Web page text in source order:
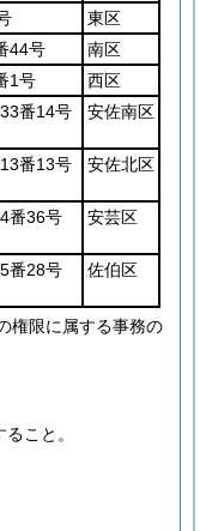
東区
44号
南区
1号
西区
番14号 安佐南区
番13号 安佐北区
番36号 安芸区
番28号 佐伯区
権限に属する事務の
こと。